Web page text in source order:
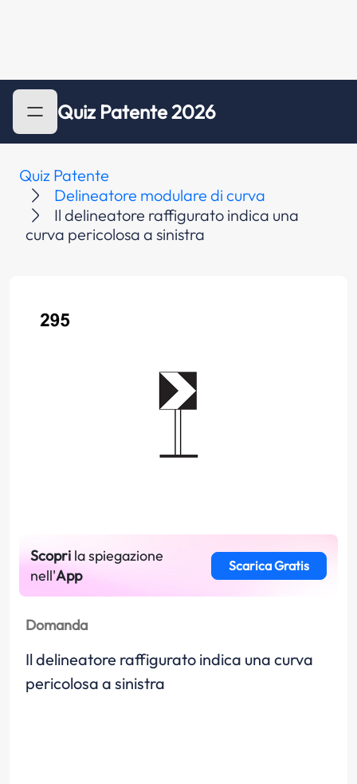
Quiz Patente 2026
Quiz Patente
Delineatore modulare di curva
Il delineatore raffigurato indica una
curva pericolosa a sinistra
Scopri la spiegazione
nell'App
Scarica Gratis
Domanda
Il delineatore raffigurato indica una curva
pericolosa a sinistra